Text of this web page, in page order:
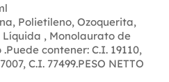
Polietileno, Ozoquerita,
, Monolaurato de
contener: C.I. 19110,
C.I. 77499.PESO NETTO